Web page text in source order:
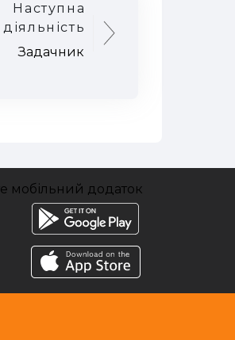
Наступна
діяльність
Задачник
мобільний додаток